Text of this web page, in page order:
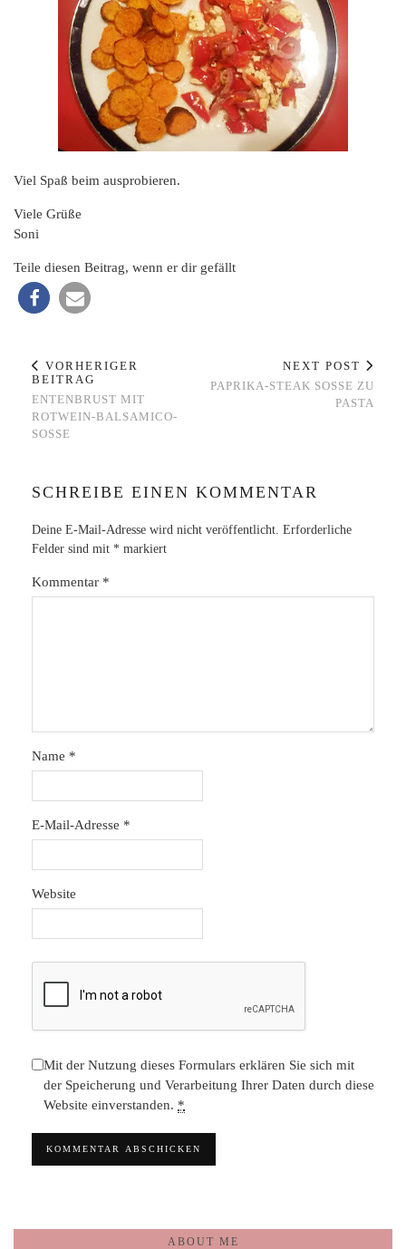
Viel Spaß beim ausprobieren.
Viele Grüße
Soni
Teile diesen Beitrag, wenn er dir gefällt
VORHERIGER
BEITRAG
ENTENBRUST MIT
ROTWEIN-BALSAMICO-
SOSSE
NEXT POST
PAPRIKA-STEAK SOSSE ZU P
ASTA
SCHREIBE EINEN KOMMENTAR
Deine E-Mail-Adresse wird nicht veröffentlicht. Erforderliche
Felder sind mit * markiert
Kommentar *
Name *
E-Mail-Adresse *
Website
Mit der Nutzung dieses Formulars erklären Sie sich mit
der Speicherung und Verarbeitung Ihrer Daten durch diese
Website einverstanden. *
ABOUT ME